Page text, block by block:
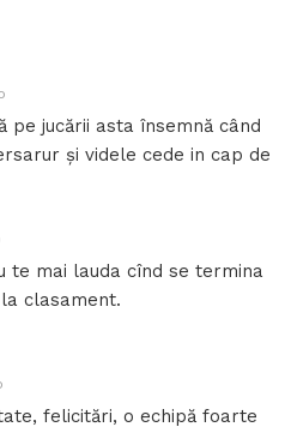
pe jucării asta însemnă când
și videle cede in cap de
te mai lauda cînd se termina
clasament.
felicitări, o echipă foarte